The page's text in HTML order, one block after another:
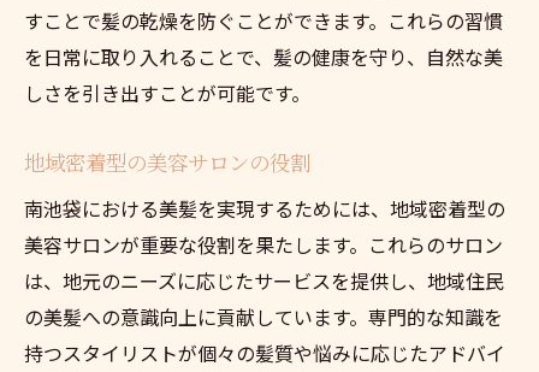
水素が叶える新たな自分発見の旅
美髪のための水素ケアの選び方
自己改革を促す水素の力
新たな自信を与える美髪体験
水素ケアで進化する自己イメージ
すことで髪の乾燥を防ぐことができます。これらの習慣
を日常に取り入れることで、髪の健康を守り、自然な美
しさを引き出すことが可能です。
地域密着型の美容サロンの役割
南池袋における美髪を実現するためには、地域密着型の
美容サロンが重要な役割を果たします。これらのサロン
は、地元のニーズに応じたサービスを提供し、地域住民
の美髪への意識向上に貢献しています。専門的な知識を
持つスタイリストが個々の髪質や悩みに応じたアドバイ